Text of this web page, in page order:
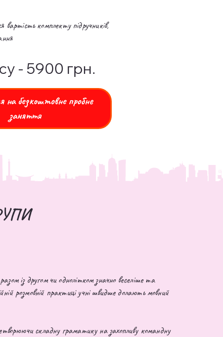
вартість комплекту підручників,
- 5900 грн.
на безкоштовне пробне
заняття
із другом чи однолітком значно веселіше та
розмовній практиці учні швидше долають мовний
складну граматику на захопливу командну